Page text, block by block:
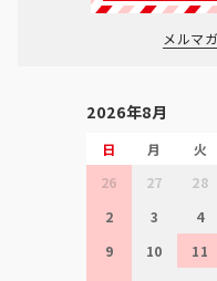
メルマ
2026年8月
日 月 火
26
27 28
2
3 4
9
10 11